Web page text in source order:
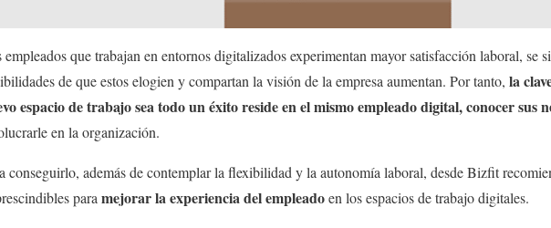
empleados que trabajan en entornos digitalizados experimentan mayor satisfacción laboral, se
de que estos elogien y compartan la visión de la empresa aumentan. Por tanto, la
espacio de trabajo sea todo un éxito reside en el mismo empleado digital, conocer sus
en la organización.
conseguirlo, además de contemplar la flexibilidad y la autonomía laboral, desde Bizfit
para mejorar la experiencia del empleadoen los espacios de trabajo digitales.